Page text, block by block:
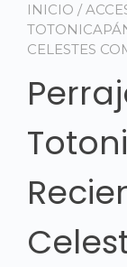
INICIO /
CELESTES